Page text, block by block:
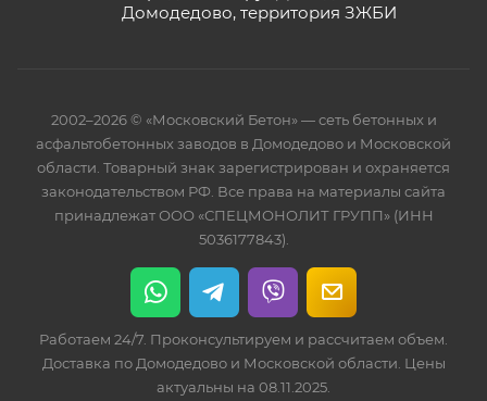
Домодедово, территория ЗЖБИ
2002–2026 © «Московский Бетон» — сеть бетонных и
асфальтобетонных заводов в Домодедово и Московской
области. Товарный знак зарегистрирован и охраняется
законодательством РФ. Все права на материалы сайта
принадлежат ООО «СПЕЦМОНОЛИТ ГРУПП» (ИНН
5036177843).
Работаем 24/7. Проконсультируем и рассчитаем объем.
Доставка по Домодедово и Московской области. Цены
актуальны на 08.11.2025.